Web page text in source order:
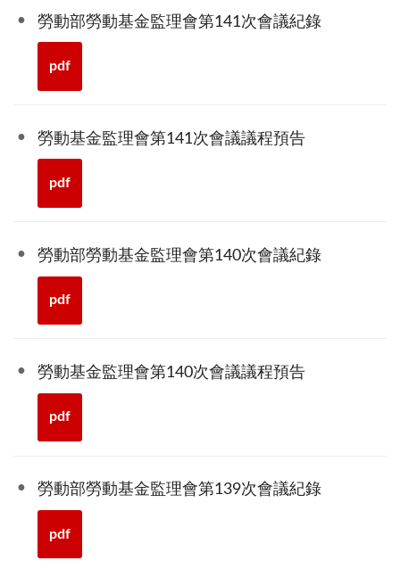
勞動部勞動基金監理會第141次會議紀錄
pdf
勞動基金監理會第141次會議議程預告
pdf
勞動部勞動基金監理會第140次會議紀錄
pdf
勞動基金監理會第140次會議議程預告
pdf
勞動部勞動基金監理會第139次會議紀錄
pdf